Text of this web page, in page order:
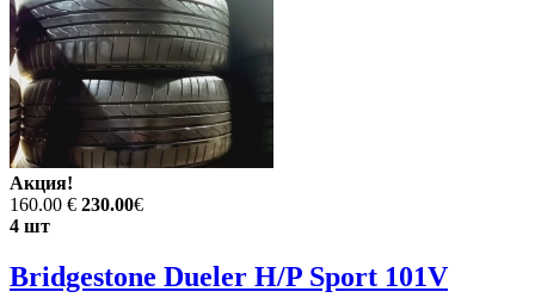
Акция!
160.00 € 230.00€
4 шт
Bridgestone Dueler H/P Sport 101V